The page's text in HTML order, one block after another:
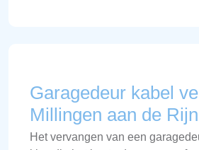
Garagedeur kabel
Millingen aan de Rijn
Het vervangen van een